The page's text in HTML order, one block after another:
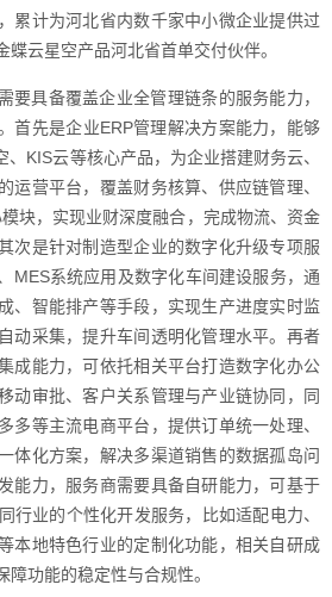
累计为河北省内数千家中小微企业提供过
云星空产品河北省首单交付伙伴。
要具备覆盖企业全管理链条的服务能力，
首先是企业ERP管理解决方案能力，能够
KIS云等核心产品，为企业搭建财务云、
运营平台，覆盖财务核算、供应链管理、
块，实现业财深度融合，完成物流、资金
次是针对制造型企业的数字化升级专项服
MES系统应用及数字化车间建设服务，通
、智能排产等手段，实现生产进度实时监
动采集，提升车间透明化管理水平。再者
成能力，可依托相关平台打造数字化办公
动审批、客户关系管理与产业链协同，同
多等主流电商平台，提供订单统一处理、
体化方案，解决多渠道销售的数据孤岛问
能力，服务商需要具备自研能力，可基于
行业的个性化开发服务，比如适配电力、
本地特色行业的定制化功能，相关自研成
功能的稳定性与合规性。